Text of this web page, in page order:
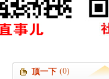
顶一下 (0)